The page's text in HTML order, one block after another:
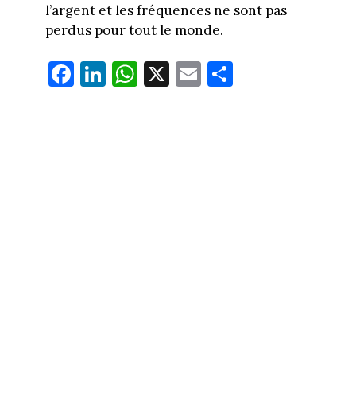
l’argent et les fréquences ne sont pas
perdus pour tout le monde.
Fa
ce
Li
nk
W
ha
X E
m
Pa